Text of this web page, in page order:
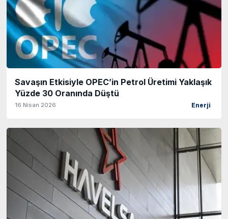
Savaşın Etkisiyle OPEC’in Petrol Üretimi Yaklaşık
Yüzde 30 Oranında Düştü
16 Nisan 2026 Enerji